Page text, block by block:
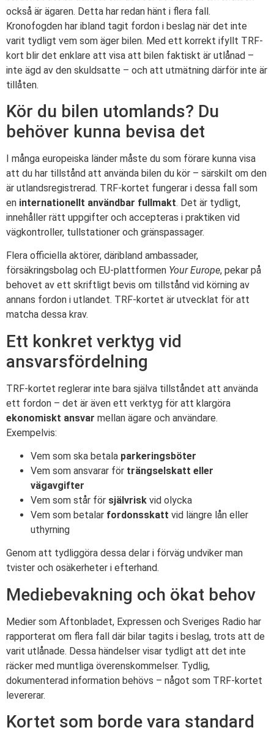
också är ägaren. Detta har redan hänt i flera fall.
Kronofogden har ibland tagit fordon i beslag när det inte
varit tydligt vem som äger bilen. Med ett korrekt ifyllt TRF-
kort blir det enklare att visa att bilen faktiskt är utlånad –
inte ägd av den skuldsatte – och att utmätning därför inte är
tillåten.
Kör du bilen utomlands? Du
behöver kunna bevisa det
I många europeiska länder måste du som förare kunna visa
att du har tillstånd att använda bilen du kör – särskilt om den
är utlandsregistrerad. TRF-kortet fungerar i dessa fall som
en internationellt användbar fullmakt. Det är tydligt,
innehåller rätt uppgifter och accepteras i praktiken vid
vägkontroller, tullstationer och gränspassager.
Flera officiella aktörer, däribland ambassader,
försäkringsbolag och EU-plattformen Your Europe, pekar på
behovet av ett skriftligt bevis om tillstånd vid körning av
annans fordon i utlandet. TRF-kortet är utvecklat för att
matcha dessa krav.
Ett konkret verktyg vid
ansvarsfördelning
TRF-kortet reglerar inte bara själva tillståndet att använda
ett fordon – det är även ett verktyg för att klargöra
ekonomiskt ansvar mellan ägare och användare.
Exempelvis:
Vem som ska betala parkeringsböter
Vem som ansvarar för trängselskatt eller
vägavgifter
Vem som står för självrisk vid olycka
Vem som betalar fordonsskatt vid längre lån eller
uthyrning
Genom att tydliggöra dessa delar i förväg undviker man
tvister och osäkerheter i efterhand.
Mediebevakning och ökat behov
Medier som Aftonbladet, Expressen och Sveriges Radio har
rapporterat om flera fall där bilar tagits i beslag, trots att de
varit utlånade. Dessa händelser visar tydligt att det inte
räcker med muntliga överenskommelser. Tydlig,
dokumenterad information behövs – något som TRF-kortet
levererar.
Kortet som borde vara standard